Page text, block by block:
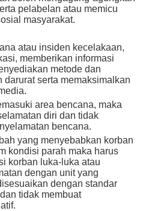
pelabelan atau memicu
masyarakat.
atau insiden kecelakaan,
memberikan informasi
metode dan
darurat serta memaksimalkan
area bencana, maka
diri dan tidak
bencana.
yang menyebabkan korban
kondisi parah maka harus
korban luka-luka atau
dengan unit yang
dengan standar
tidak membuat